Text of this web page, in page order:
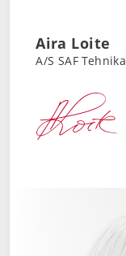
Aira Loite
A/S SAF Tehnika